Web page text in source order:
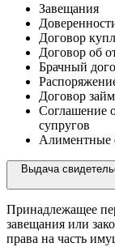
Завещания
Договор
Договор об
Брачный
Договор
Соглашение
супругов
Алиментные
Выдача
Принадлежащее
завещания или
права на часть